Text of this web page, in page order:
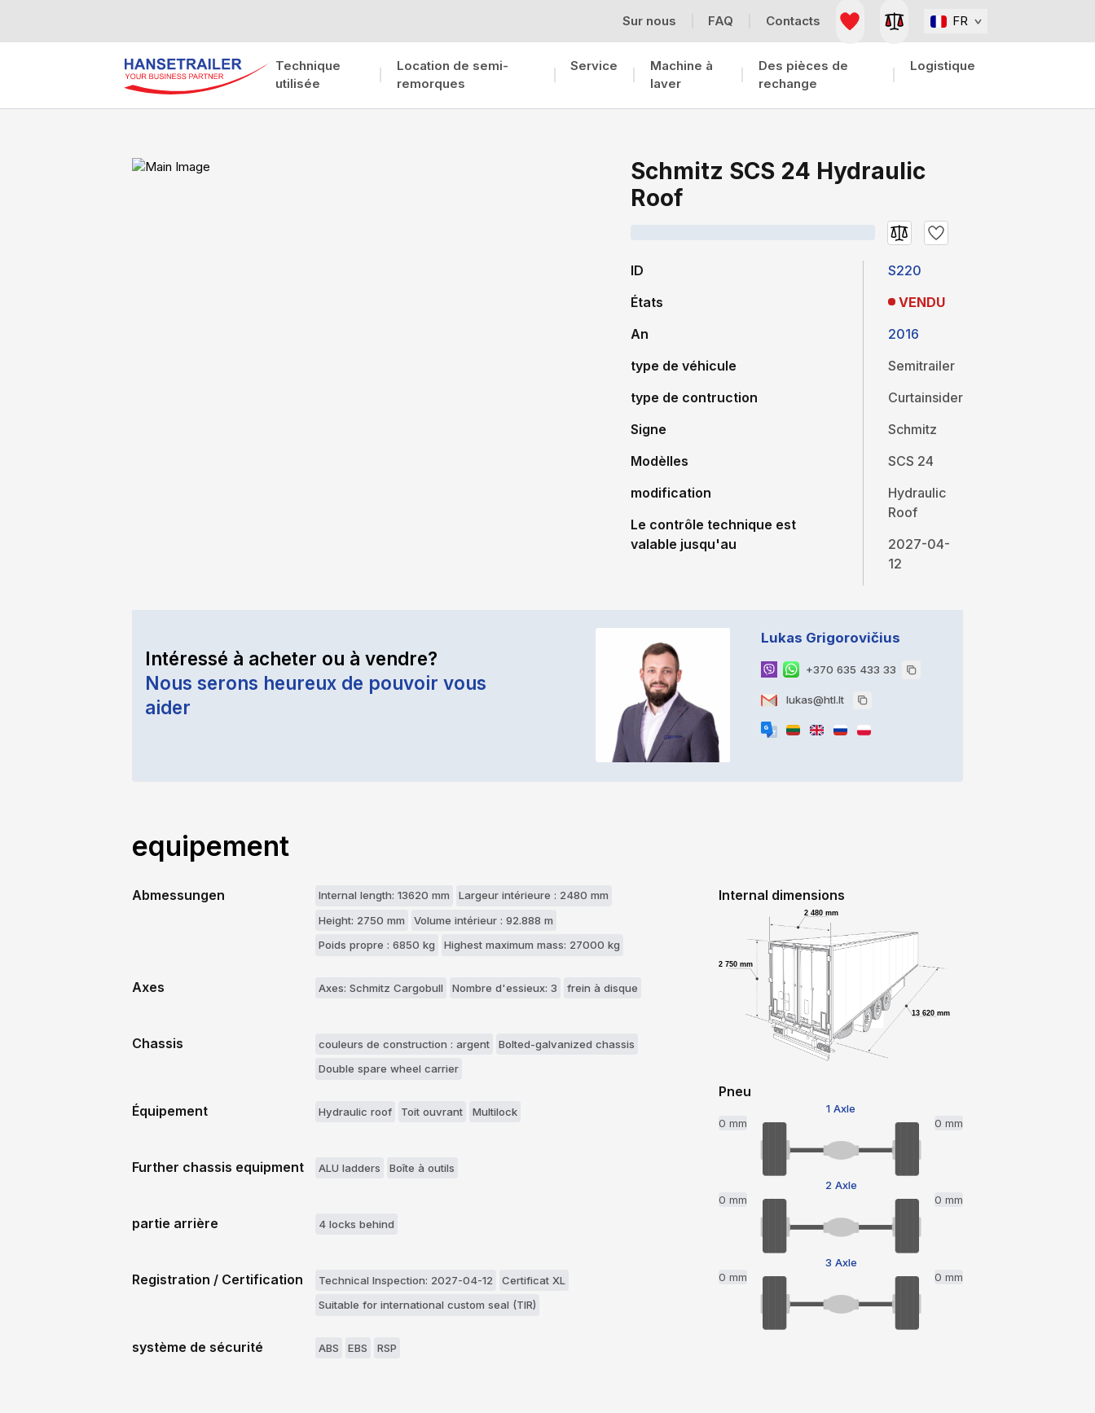
Sur nous FAQ Contacts FR
Technique
utilisée
Location de semi-
remorques
Service
Machine à
laver
Des pièces de
rechange
Logistique
Schmitz SCS 24 Hydraulic
Roof
ID
États
An
type de véhicule
type de contruction
Signe
Modèlles
modification
Le contrôle technique est
valable jusqu'au
S220
VENDU
2016
Semitrailer
Curtainsider
Schmitz
SCS 24
Hydraulic
Roof
2027-04-
12
Intéressé à acheter ou à vendre?
Nous serons heureux de pouvoir vous
aider
Lukas Grigorovičius
+370 635 433 33
lukas@htl.lt
equipement
Abmessungen Internal length: 13620 mm
Largeur intérieure : 2480 mm
Height: 2750 mm
Volume intérieur : 92.888 m
Poids propre : 6850 kg
Highest maximum mass: 27000 kg
Axes Axes: Schmitz Cargobull Nombre d'essieux: 3 frein à disque
Chassis couleurs de construction : argent
Bolted-galvanized chassis
Double spare wheel carrier
Équipement Hydraulic roof Toit ouvrant Multilock
Further chassis equipment ALU ladders Boîte à outils
partie arrière 4 locks behind
Registration / Certification Technical Inspection: 2027-04-12
Certificat XL
Suitable for international custom seal (TIR)
système de sécurité ABS EBS RSP
Internal dimensions
2 480 mm
2 750 mm
13 620 mm
Pneu
1 Axle
0 mm
0 mm
2 Axle
0 mm
0 mm
3 Axle
0 mm
0 mm